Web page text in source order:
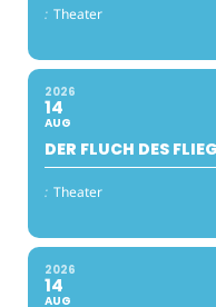
: Theater
2026
14
AUG
DER FLUCH DES
: Theater
2026
14
AUG